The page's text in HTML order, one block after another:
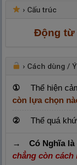
› Cấu trúc
Động từ
› Cách dùng /
① Thể hiện
còn lựa chọn
② Thể quá
→ Có Nghĩa là
chẳng còn